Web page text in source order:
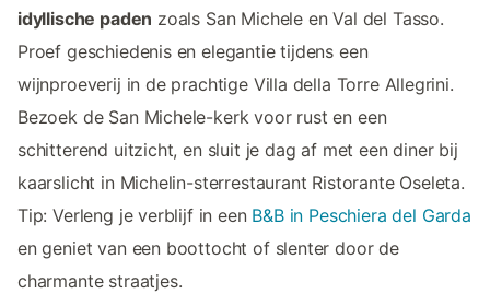
idyllische paden zoals San Michele en Val del Tasso.
Proef geschiedenis en elegantie tijdens een
wijnproeverij in de prachtige Villa della Torre Allegrini.
Bezoek de San Michele-kerk voor rust en een
schitterend uitzicht, en sluit je dag af met een diner bij
kaarslicht in Michelin-sterrestaurant Ristorante Oseleta.
Tip: Verleng je verblijf in een B&B in Peschiera del Garda
en geniet van een boottocht of slenter door de
charmante straatjes.